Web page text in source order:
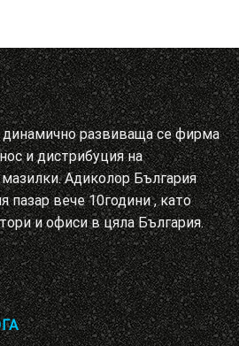
развиваща се фирма
и дистрибуция на
Адиколор България
пазар вече 10години , като
и офиси в цяла България.